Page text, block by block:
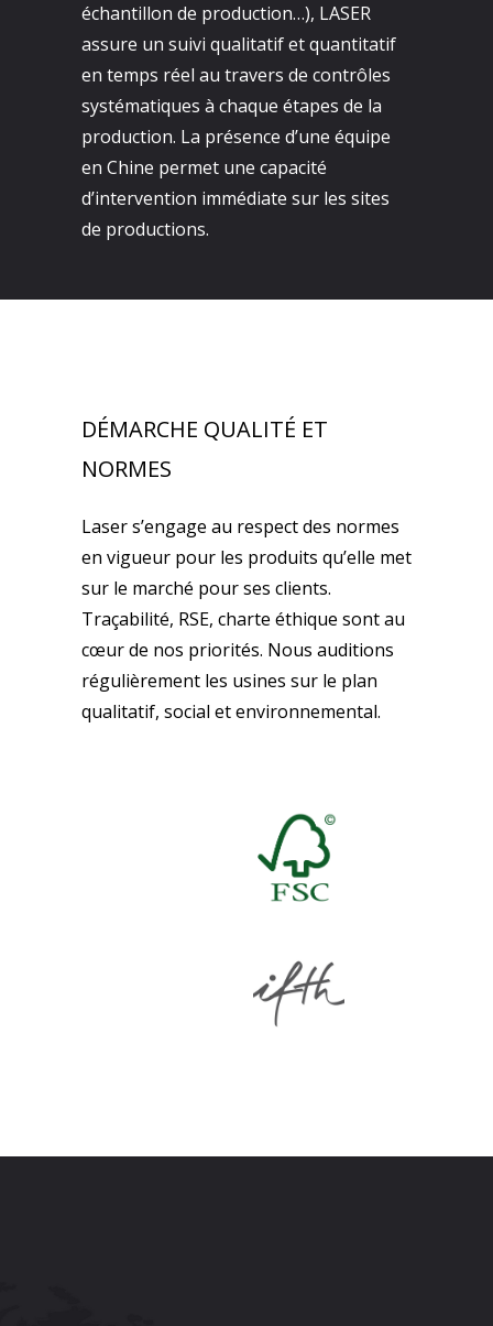
échantillon de production…), LASER
assure un suivi qualitatif et quantitatif
en temps réel au travers de contrôles
systématiques à chaque étapes de la
production. La présence d’une équipe
en Chine permet une capacité
d’intervention immédiate sur les sites
de productions.
DÉMARCHE QUALITÉ ET
NORMES
Laser s’engage au respect des normes
en vigueur pour les produits qu’elle met
sur le marché pour ses clients.
Traçabilité, RSE, charte éthique sont au
cœur de nos priorités. Nous auditions
régulièrement les usines sur le plan
qualitatif, social et environnemental.